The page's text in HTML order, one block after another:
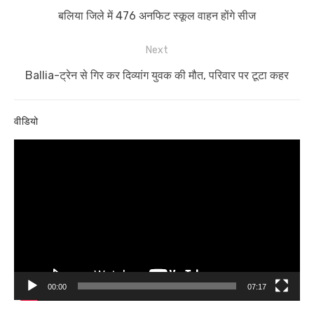
navigation
Previous
बलिया जिले में 476 अनफिट स्कूल वाहन होंगे सीज
Next
Next
Ballia-ट्रेन से गिर कर दिव्यांग युवक की मौत, परिवार पर टूटा कहर
वीडियो
00:00 07:17